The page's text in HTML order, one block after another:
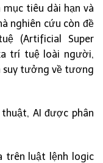
tiêu dài hạn và
nghiên cứu còn đề
(Artificial Super
trí tuệ loài người,
suy tưởng về tương
AI được phân
trên luật lệnh logic